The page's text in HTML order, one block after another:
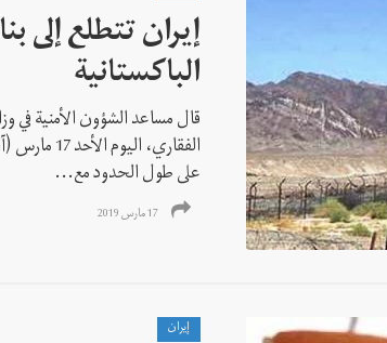
إيران تتطلع إلى
الباكستانية
قال مساعد الشؤون الأمنية في
الفقاري،
على طول الحدود مع...
17 مارس 2019
إيران